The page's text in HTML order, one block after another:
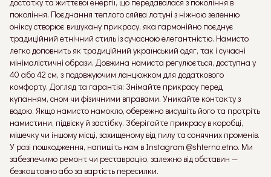
покоління. Поєднання теплого сяйва латуні з ніжною зеленню
оніксу створює вишукану прикрасу, яка гармонійно поєднує
традиційний етнічний стиль із сучасною елегантністю. Намисто
легко доповнить як традиційний український одяг, так і сучасні
мінімалістичні образи. Довжина намиста регулюється, доступна у
40 або 42 см, з подовжуючим ланцюжком для додаткового
комфорту. Догляд та гарантія: Знімайте прикрасу перед
купанням, сном чи фізичними вправами. Уникайте контакту з
водою. Якщо намисто намокло, обережно висушіть його та протріть
намистини, підвіску й застібку. Зберігайте прикрасу в коробці,
мішечку чи іншому місці, захищеному від пилу та сонячних променів.
У разі пошкодження, напишіть нам в Instagram @shterno.etno. Ми
забезпечимо ремонт чи реставрацію, залежно від обставин —
безкоштовно або за вартість пересилки.